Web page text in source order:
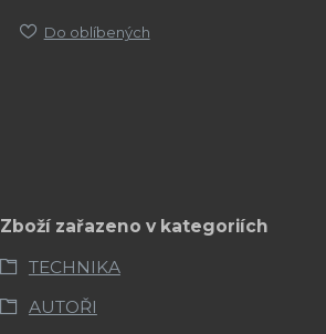
Do oblíbených
Zboží zařazeno v kategoriích
TECHNIKA
AUTOŘI